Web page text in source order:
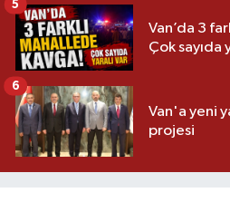
Van’da 3
Çok sayıda
5
Van'a yeni
projesi
6